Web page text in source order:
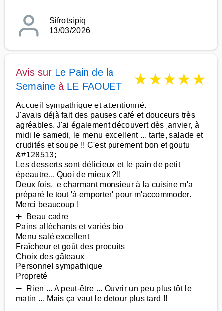
Sifrotsipiq
13/03/2026
Avis sur Le Pain de la
Semaine à LE FAOUET ★★★★★
Accueil sympathique et attentionné.
J'avais déjà fait des pauses café et douceurs très
agréables. J'ai également découvert dès janvier, à
midi le samedi, le menu excellent ... tarte, salade et
crudités et soupe !! C'est purement bon et goutu
&#128513;
Les desserts sont délicieux et le pain de petit
épeautre... Quoi de mieux ?!!
Deux fois, le charmant monsieur à la cuisine m'a
préparé le tout 'à emporter' pour m'accommoder.
Merci beaucoup !
➕ Beau cadre
Pains alléchants et variés bio
Menu salé excellent
Fraîcheur et goût des produits
Choix des gâteaux
Personnel sympathique
Propreté
➖ Rien ... A peut-être ... Ouvrir un peu plus tôt le
matin ... Mais ça vaut le détour plus tard !!